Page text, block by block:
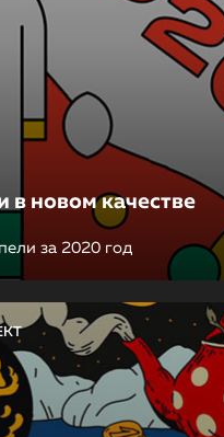
новом качестве
за 2020 год